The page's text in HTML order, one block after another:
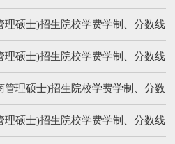
理硕士)招生院校学费学制、分数线
理硕士)招生院校学费学制、分数线
管理硕士)招生院校学费学制、分数
理硕士)招生院校学费学制、分数线